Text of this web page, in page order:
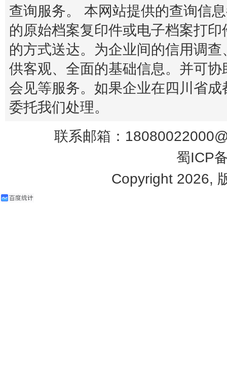
查询服务。 本网站提供的查询信
的原始档案复印件或电子档案打
的方式送达。为企业间的信用调
供客观、全面的基础信息。并可
会见等服务。如果企业在四川省
委托我们处理。
联系邮箱：
蜀ICP
Copyright 2026,